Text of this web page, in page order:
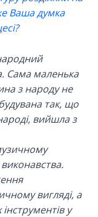
Ваша думка
Сама маленька
з народу не
так, що
вийшла з
вигляді, а
у